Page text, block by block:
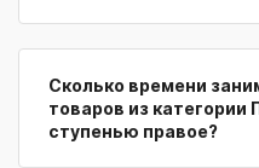
Сколько времени
товаров из
ступенью правое?